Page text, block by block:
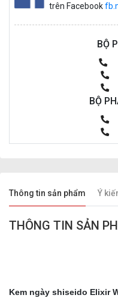
trên Facebook
BỘ
BỘ
Thông tin sản phẩm Ý
THÔNG TIN SẢN
Kem ngày shiseido Elixir